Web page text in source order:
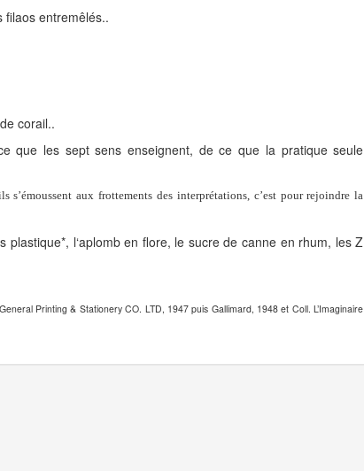
filaos entremêlés..
corail..
que les sept sens enseignent, de ce que la pratique seule
s’émoussent aux frottements des interprétations, c’est pour rejoindre la
l‘aplomb en flore, le sucre de canne en rhum, les Z
Printing & Stationery CO. LTD, 1947 puis Gallimard, 1948 et Coll. L’Imaginaire